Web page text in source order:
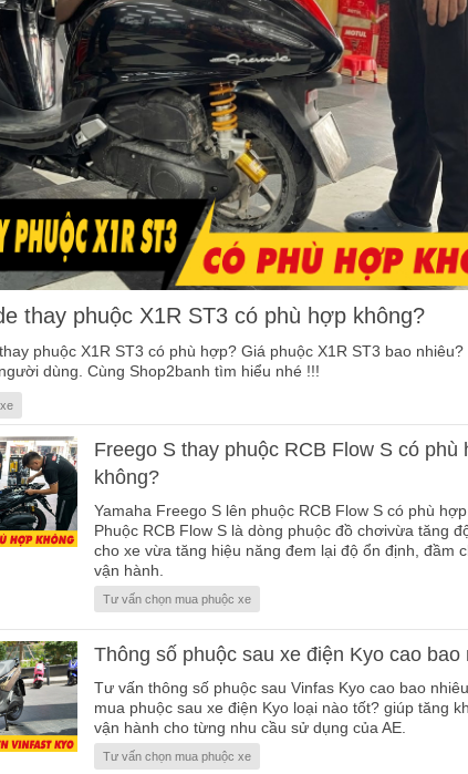
thay phuộc X1R ST3 có phù hợp không?
phuộc X1R ST3 có phù hợp? Giá phuộc X1R ST3 bao nhiêu?
dùng. Cùng Shop2banh tìm hiểu nhé !!!
Freego S thay phuộc RCB Flow S có phù
không?
Yamaha Freego S lên phuộc RCB Flow S có phù
Phuộc RCB Flow S là dòng phuộc đồ chơivừa tăng
cho xe vừa tăng hiệu năng đem lại độ ổn định, đầm
vận hành.
Tư vấn chọn mua phuộc xe
Thông số phuộc sau xe điện Kyo cao bao
Tư vấn thông số phuộc sau Vinfas Kyo cao bao
mua phuộc sau xe điện Kyo loại nào tốt? giúp tăng
vận hành cho từng nhu cầu sử dụng của AE.
Tư vấn chọn mua phuộc xe